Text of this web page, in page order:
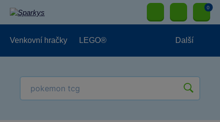
0
Venkovní hračky LEGO® Další